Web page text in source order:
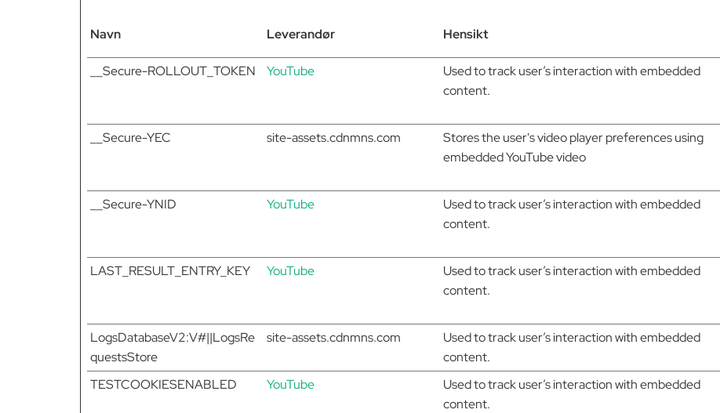
Navn Leverandør Hensikt
__Secure-ROLLOUT_TOKEN YouTube
Used to track user’s interaction with embedded
content.
__Secure-YEC
site-assets.cdnmns.com
Stores the user's video player preferences using
embedded YouTube video
__Secure-YNID
YouTube
Used to track user’s interaction with embedded
content.
LAST_RESULT_ENTRY_KEY
YouTube
Used to track user’s interaction with embedded
content.
LogsDatabaseV2:V#||LogsRe
questsStore
site-assets.cdnmns.com
Used to track user’s interaction with embedded
content.
TESTCOOKIESENABLED YouTube
Used to track user’s interaction with embedded
content.